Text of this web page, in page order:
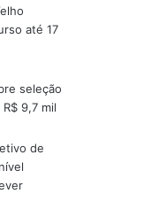
até 17
seleção
9,7 mil
de